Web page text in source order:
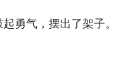
勇气，摆出了架子。